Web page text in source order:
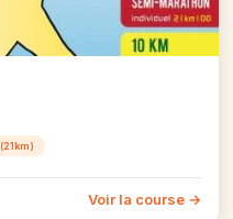
Voir la course →